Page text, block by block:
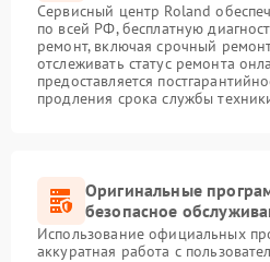
Сервисный центр Roland
по всей РФ, бесплатную
ремонт, включая срочный
отслеживать статус ремонта
предоставляется
продления срока службы
Оригинальные
безопасное
Использование официальных
аккуратная работа с